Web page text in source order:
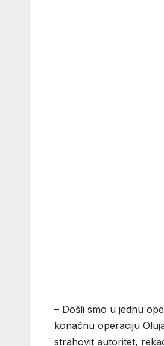
– Došli smo u jednu
konačnu operaciju
strahovit autoritet,